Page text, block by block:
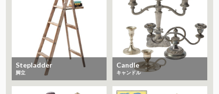
Stepladder
脚立
Candle
キャンドル